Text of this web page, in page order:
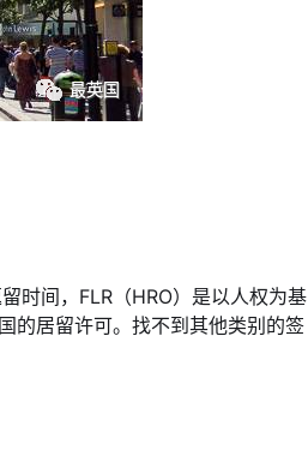
时间，FLR（HRO）是以人权为基
的居留许可。找不到其他类别的签